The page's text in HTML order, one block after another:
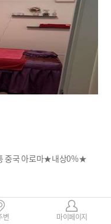
중국 아로마★내상0%★
변 마이페이지